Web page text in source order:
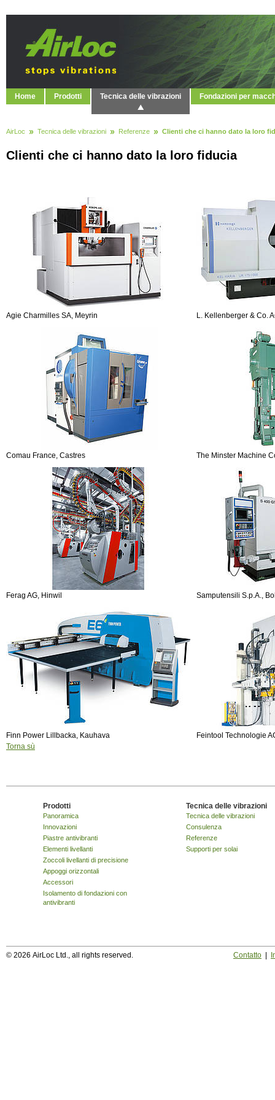
Home Prodotti Tecnica delle vibrazioni Fondazioni per
AirLoc Tecnica delle vibrazioni Referenze Clienti che ci hanno dato la loro
Clienti che ci hanno dato la loro fiducia
Agie Charmilles SA, Meyrin L. Kellenberger & Co.
Comau France, Castres The Minster Machine
Ferag AG, Hinwil Samputensili S.p.A.,
Finn Power Lillbacka, Kauhava
Feintool Technologie
Torna sù
Prodotti
Panoramica
Innovazioni
Piastre antivibranti
Elementi livellanti
Zoccoli livellanti di precisione
Appoggi orizzontali
Accessori
Isolamento di fondazioni con
antivibranti
Tecnica delle vibrazioni
Tecnica delle vibrazioni
Consulenza
Referenze
Supporti per solai
© 2026 AirLoc Ltd., all rights reserved. Contatto